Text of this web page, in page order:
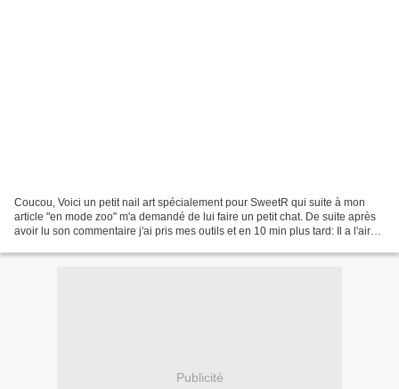
Coucou, Voici un petit nail art spécialement pour SweetR qui suite à mon
article "en mode zoo" m'a demandé de lui faire un petit chat. De suite après
avoir lu son commentaire j'ai pris mes outils et en 10 min plus tard: Il a l'air
Publicité